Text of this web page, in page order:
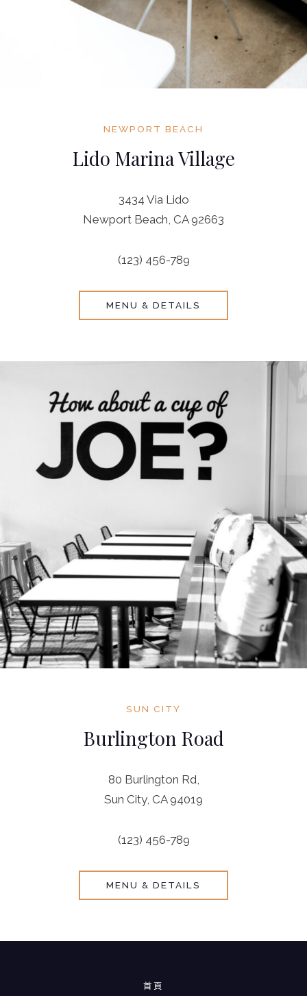
NEWPORT BEACH
Lido Marina Village
3434 Via Lido
Newport Beach, CA 92663
(123) 456-789
MENU & DETAILS
SUN CITY
Burlington Road
80 Burlington Rd,
Sun City, CA 94019
(123) 456-789
MENU & DETAILS
首頁